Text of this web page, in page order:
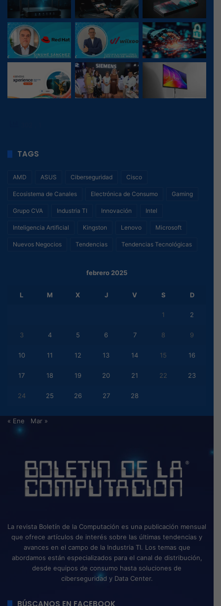
TAGS
AMD ASUS Ciberseguridad Cisco
Ecosistema de Canales Electrónica de Consumo Gaming
Grupo CVA Industria TI Innovación Intel
Inteligencia Artificial Kingston Lenovo Microsoft
Nuevos Negocios Tendencias Tendencias Tecnológicas
febrero 2025
L M X J V S D
1 2
3 4 5 6 7 8 9
10 11 12 13 14 15 16
17 18 19 20 21 22 23
24 25 26 27 28
« Ene Mar »
La revista Boletín de la Computación es una publicación mensual
que ofrece artículos de interés sobre las últimas tendencias y
avances en el campo de la Industria TI. Los temas que
abordamos están especializados para el canal de distribución,
desde equipos de consumo hasta soluciones de
ciberseguridad y Data Center.
BÚSCANOS EN FACEBOOK